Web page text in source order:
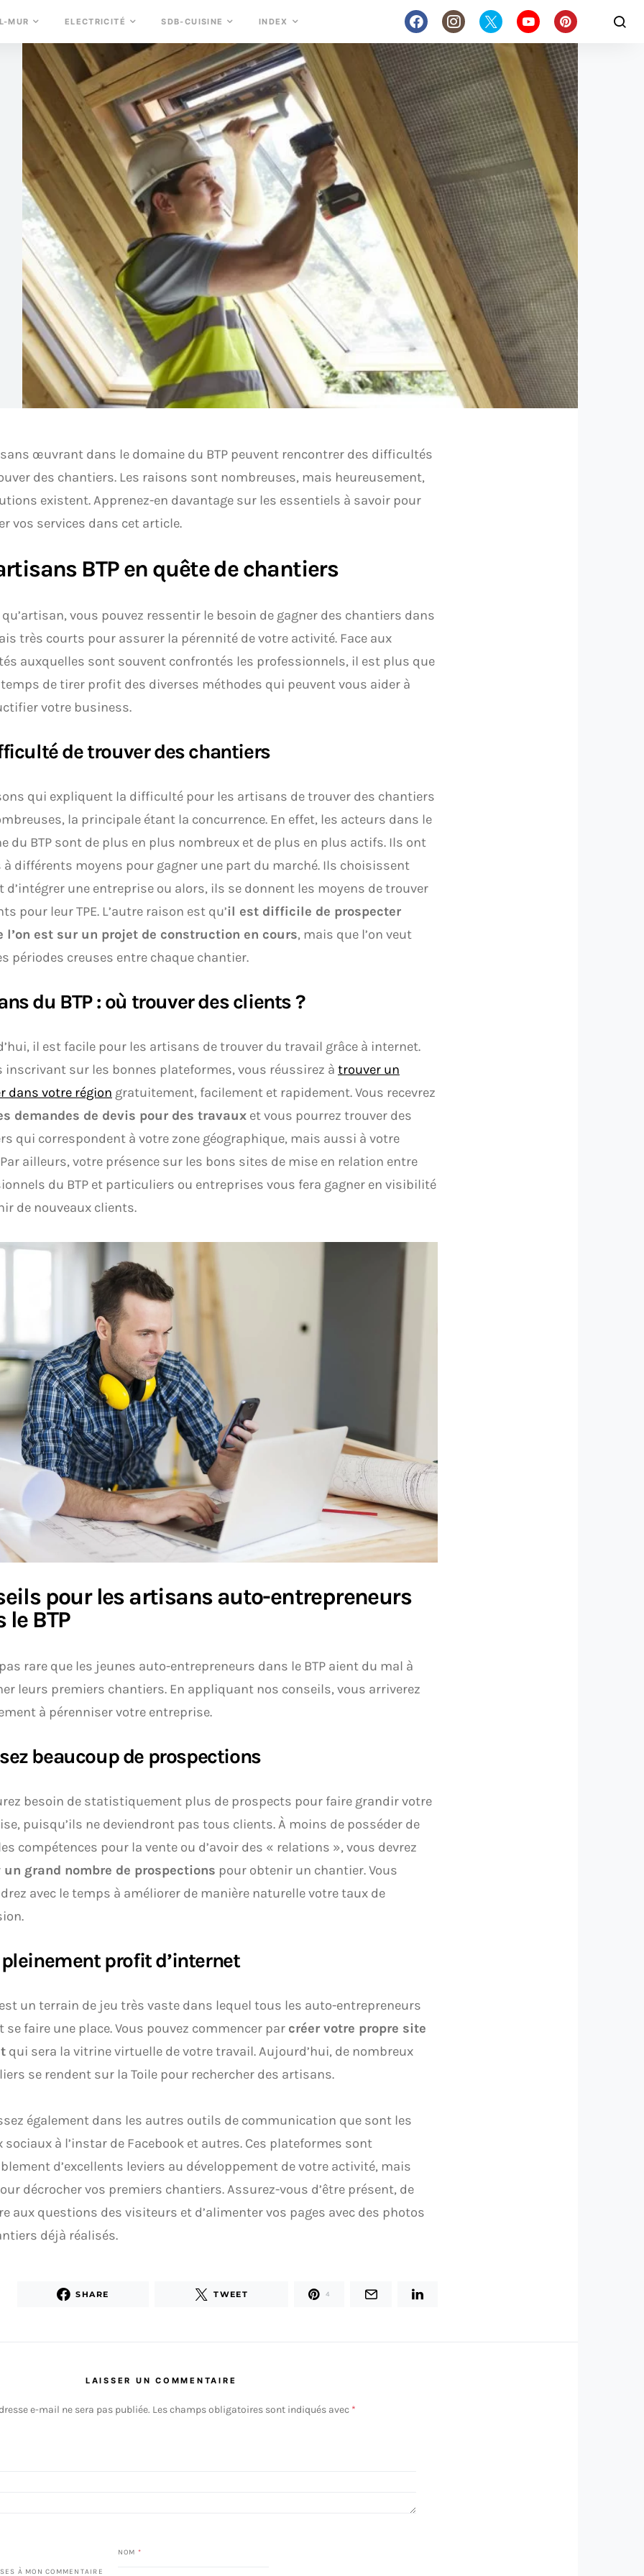
MUR ELECTRICITÉ SDB-CUISINE INDEX
œuvrant dans le domaine du BTP peuvent rencontrer des difficultés
des chantiers. Les raisons sont nombreuses, mais heureusement,
existent. Apprenez-en davantage sur les essentiels à savoir pour
vos services dans cet article.
BTP en quête de chantiers
vous pouvez ressentir le besoin de gagner des chantiers dans
très courts pour assurer la pérennité de votre activité. Face aux
auxquelles sont souvent confrontés les professionnels, il est plus que
de tirer profit des diverses méthodes qui peuvent vous aider à
votre business.
de trouver des chantiers
qui expliquent la difficulté pour les artisans de trouver des chantiers
la principale étant la concurrence. En effet, les acteurs dans le
du BTP sont de plus en plus nombreux et de plus en plus actifs. Ils ont
à différents moyens pour gagner une part du marché. Ils choisissent
d’intégrer une entreprise ou alors, ils se donnent les moyens de trouver
pour leur TPE. L’autre raison est qu’il est difficile de prospecter
l’on est sur un projet de construction en cours, mais que l’on veut
périodes creuses entre chaque chantier.
du BTP : où trouver des clients ?
il est facile pour les artisans de trouver du travail grâce à internet.
inscrivant sur les bonnes plateformes, vous réussirez à trouver un
dans votre région gratuitement, facilement et rapidement. Vous recevrez
demandes de devis pour des travaux et vous pourrez trouver des
qui correspondent à votre zone géographique, mais aussi à votre
ailleurs, votre présence sur les bons sites de mise en relation entre
du BTP et particuliers ou entreprises vous fera gagner en visibilité
de nouveaux clients.
pour les artisans auto-entrepreneurs
le BTP
rare que les jeunes auto-entrepreneurs dans le BTP aient du mal à
leurs premiers chantiers. En appliquant nos conseils, vous arriverez
à pérenniser votre entreprise.
beaucoup de prospections
besoin de statistiquement plus de prospects pour faire grandir votre
puisqu’ils ne deviendront pas tous clients. À moins de posséder de
compétences pour la vente ou d’avoir des « relations », vous devrez
un grand nombre de prospections pour obtenir un chantier. Vous
avec le temps à améliorer de manière naturelle votre taux de
profit d’internet
un terrain de jeu très vaste dans lequel tous les auto-entrepreneurs
se faire une place. Vous pouvez commencer par créer votre propre site
qui sera la vitrine virtuelle de votre travail. Aujourd’hui, de nombreux
se rendent sur la Toile pour rechercher des artisans.
également dans les autres outils de communication que sont les
sociaux à l’instar de Facebook et autres. Ces plateformes sont
d’excellents leviers au développement de votre activité, mais
décrocher vos premiers chantiers. Assurez-vous d’être présent, de
aux questions des visiteurs et d’alimenter vos pages avec des photos
déjà réalisés.
SHARE TWEET 4
LAISSER UN COMMENTAIRE
e-mail ne sera pas publiée. Les champs obligatoires sont indiqués avec *
À MON COMMENTAIRE
NOM *